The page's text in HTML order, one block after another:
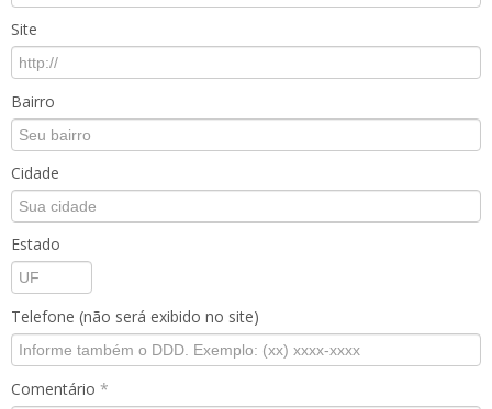
Site
Bairro
Cidade
Estado
Telefone (não será exibido no site)
Comentário *